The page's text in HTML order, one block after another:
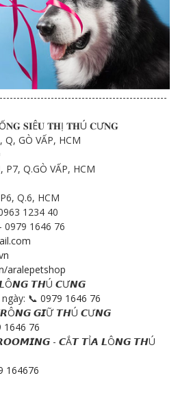
𝐒𝐈Ê𝐔 𝐓𝐇Ị 𝐓𝐇Ú 𝐂Ư𝐍𝐆
Q, GÒ VẤP, HCM
P7, Q.GÒ VẤP, HCM
Q.6, HCM
1234 40
0979 1646 76
aralepetshop
𝙏𝙃Ú 𝘾Ư𝙉𝙂
📞 0979 1646 76
𝙂𝙄Ữ 𝙏𝙃Ú 𝘾Ư𝙉𝙂
1646 76
- 𝘾Ắ𝙏 𝙏Ỉ𝘼 𝙇Ô𝙉𝙂 𝙏𝙃Ú
164676